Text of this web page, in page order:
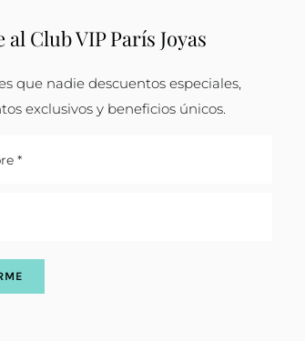
al Club VIP París Joyas
que nadie descuentos especiales,
exclusivos y beneficios únicos.